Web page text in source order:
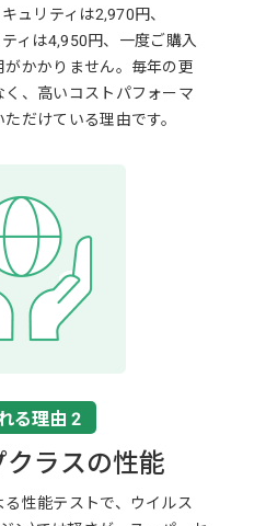
ュリティは2,970円、
ィは4,950円、一度ご購入
かかりません。毎年の更
、高いコストパフォーマ
だけている理由です。
る理由 2
ラスの性能
性能テストで、ウイルス